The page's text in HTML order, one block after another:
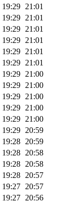
19:29 21:01
19:29 21:01
19:29 21:01
19:29 21:01
19:29 21:01
19:29 21:01
19:29 21:00
19:29 21:00
19:29 21:00
19:29 21:00
19:29 21:00
19:29 20:59
19:28 20:59
19:28 20:58
19:28 20:58
19:28 20:57
19:27 20:57
19:27 20:56